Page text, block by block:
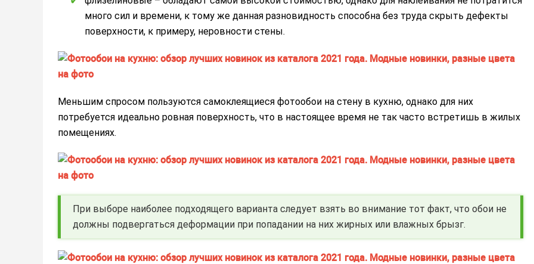
много сил и времени, к тому же данная разновидность способна без труда скрыть дефекты
поверхности, к примеру, неровности стены.
Меньшим спросом пользуются самоклеящиеся фотообои на стену в кухню, однако для них
потребуется идеально ровная поверхность, что в настоящее время не так часто встретишь в жилых
помещениях.
При выборе наиболее подходящего варианта следует взять во внимание тот факт, что обои не
должны подвергаться деформации при попадании на них жирных или влажных брызг.